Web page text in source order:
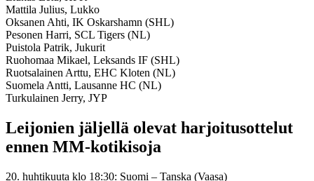
Mattila Julius, Lukko
Oksanen Ahti, IK Oskarshamn (SHL)
Pesonen Harri, SCL Tigers (NL)
Puistola Patrik, Jukurit
Ruohomaa Mikael, Leksands IF (SHL)
Ruotsalainen Arttu, EHC Kloten (NL)
Suomela Antti, Lausanne HC (NL)
Turkulainen Jerry, JYP
Leijonien jäljellä olevat harjoitusottelut
ennen MM-kotikisoja
20. huhtikuuta klo 18:30: Suomi – Tanska (Vaasa)